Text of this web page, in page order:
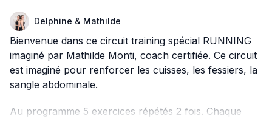
Delphine & Mathilde
Bienvenue dans ce circuit training spécial RUNNING
imaginé par Mathilde Monti, coach certifiée. Ce circuit
est imaginé pour renforcer les cuisses, les fessiers, la
sangle abdominale.
Au programme 5 exercices répétés 2 fois. Chaque